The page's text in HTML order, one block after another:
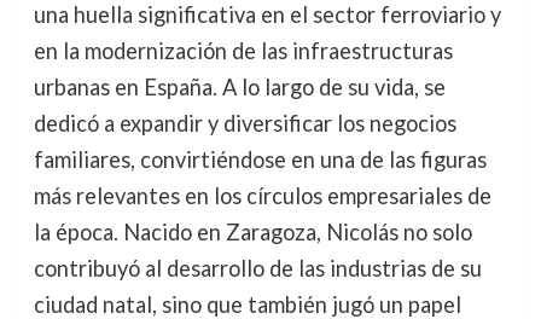
una huella significativa en el sector ferroviario y
en la modernización de las infraestructuras
urbanas en España. A lo largo de su vida, se
dedicó a expandir y diversificar los negocios
familiares, convirtiéndose en una de las figuras
más relevantes en los círculos empresariales de
la época. Nacido en Zaragoza, Nicolás no solo
contribuyó al desarrollo de las industrias de su
ciudad natal, sino que también jugó un papel